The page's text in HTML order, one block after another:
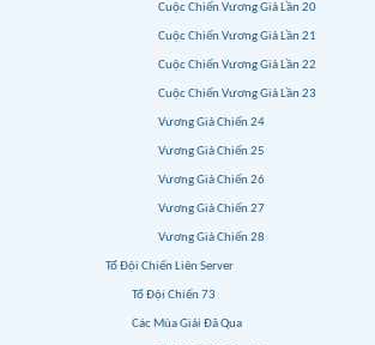
Cuộc Chiến Vương Giả Lần 20
Cuộc Chiến Vương Giả Lần 21
Cuộc Chiến Vương Giả Lần 22
Cuộc Chiến Vương Giả Lần 23
Vương Giả Chiến 24
Vương Giả Chiến 25
Vương Giả Chiến 26
Vương Giả Chiến 27
Vương Giả Chiến 28
Tổ Đội Chiến Liên Server
Tổ Đội Chiến 73
Các Mùa Giải Đã Qua